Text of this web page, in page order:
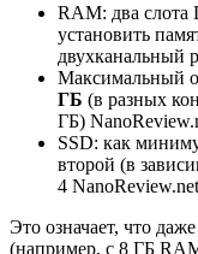
RAM: два
установить
двухканальный
Максимальный
ГБ (в разных
ГБ)
SSD: как
второй (в
4
Это означает, что
(например, с 8 ГБ